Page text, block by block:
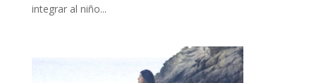
integrar al niño...